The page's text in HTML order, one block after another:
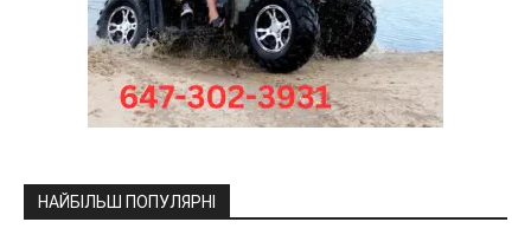
НАЙБІЛЬШ ПОПУЛЯРНІ